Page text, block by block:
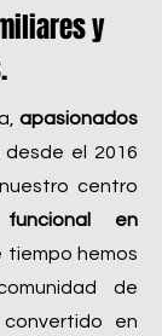
y
apasionados
desde el 2016
centro
funcional en
hemos
de
en